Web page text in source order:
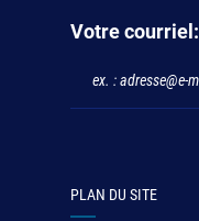
Votre courriel:
PLAN DU SITE